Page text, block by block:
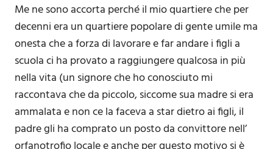
Me ne sono accorta perché il mio quartiere che per
decenni era un quartiere popolare di gente umile ma
onesta che a forza di lavorare e far andare i figli a
scuola ci ha provato a raggiungere qualcosa in più
nella vita (un signore che ho conosciuto mi
raccontava che da piccolo, siccome sua madre si era
ammalata e non ce la faceva a star dietro ai figli, il
padre gli ha comprato un posto da convittore nell’